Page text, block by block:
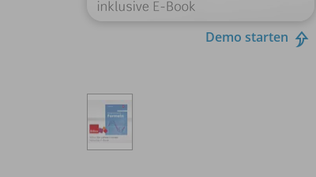
Demo starten